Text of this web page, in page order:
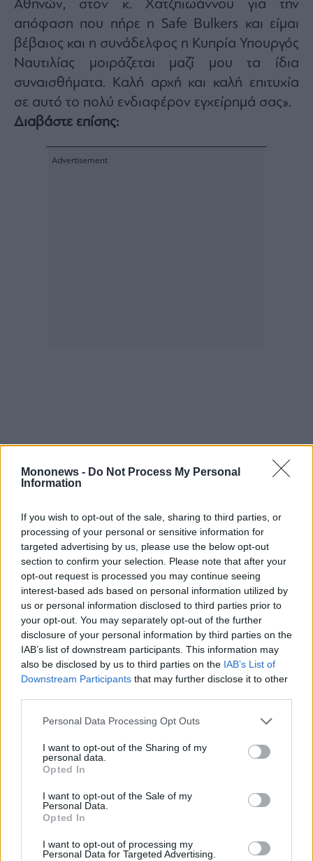
Mononews - Do Not Process My Personal
Information
If you wish to opt-out of the sale, sharing to third parties, or
processing of your personal or sensitive information for
targeted advertising by us, please use the below opt-out
section to confirm your selection. Please note that after your
opt-out request is processed you may continue seeing
interest-based ads based on personal information utilized by
us or personal information disclosed to third parties prior to
your opt-out. You may separately opt-out of the further
disclosure of your personal information by third parties on the
IAB’s list of downstream participants. This information may
also be disclosed by us to third parties on the IAB’s List of
Downstream Participants that may further disclose it to other
Personal Data Processing Opt Outs
I want to opt-out of the Sharing of my
personal data.
Opted In
I want to opt-out of the Sale of my
Personal Data.
Opted In
I want to opt-out of processing my
Personal Data for Targeted Advertising.
Αθηνών, στον κ. Χατζηιωάννου για την
απόφαση που πήρε η Safe Bulkers και είμαι
βέβαιος και η συνάδελφος η Κυπρία Υπουργός
Ναυτιλίας μοιράζεται μαζί μου τα ίδια
συναισθήματα. Καλή αρχή και καλή επιτυχία
σε αυτό το πολύ ενδιαφέρον εγχείρημά σας».
Διαβάστε επίσης:
Ανατροπές σε τέλη ταξινόμησης και
φορολόγηση εταιρικών οχημάτων – Τι αλλάζει
για υβριδικά και ηλεκτρικά με το ν/σ του
ΥΠΕΘΟ
Τράπεζα της Ελλάδος: Αυξήθηκαν οι
καταθέσεις μειώθηκαν τα δάνεια τον Απρίλιο
Μέχρι 30 Ιουνίου η ενίσχυση των 150 ευρώ
για κάθε παιδί – Ποιοι, πώς και πόσα θα